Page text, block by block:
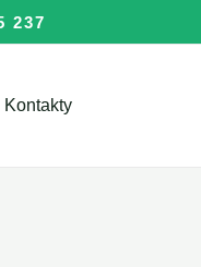
237
Kontakty